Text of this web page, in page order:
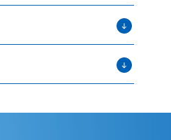
技術サービス
企業情報